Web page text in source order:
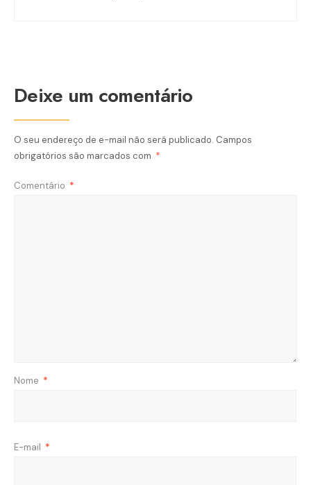
Deixe um comentário
O seu endereço de e-mail não será publicado. Campos
obrigatórios são marcados com *
Comentário *
Nome *
E-mail *